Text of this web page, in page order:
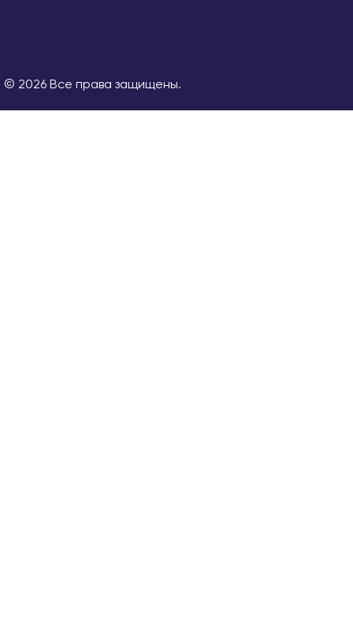
© 2026 Все права защищены.